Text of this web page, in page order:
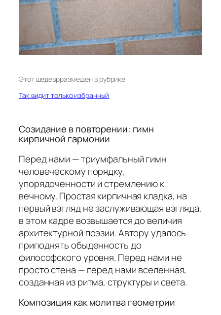
Этот шедеврразмещен в рубрике
Так видит только избранный
Созидание в повторении: гимн
кирпичной гармонии
Перед нами — триумфальный гимн
человеческому порядку,
упорядоченности и стремлению к
вечному. Простая кирпичная кладка, на
первый взгляд не заслуживающая взгляда,
в этом кадре возвышается до величия
архитектурной поэзии. Автору удалось
приподнять обыденность до
философского уровня. Перед нами не
просто стена — перед нами вселенная,
созданная из ритма, структуры и света.
Композиция как молитва геометрии